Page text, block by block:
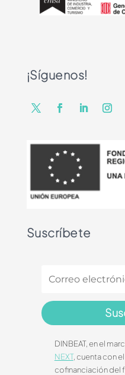
¡Síguenos!
Suscríbete
DINBEAT, en el
NEXT, cuenta con
cofinanciación del